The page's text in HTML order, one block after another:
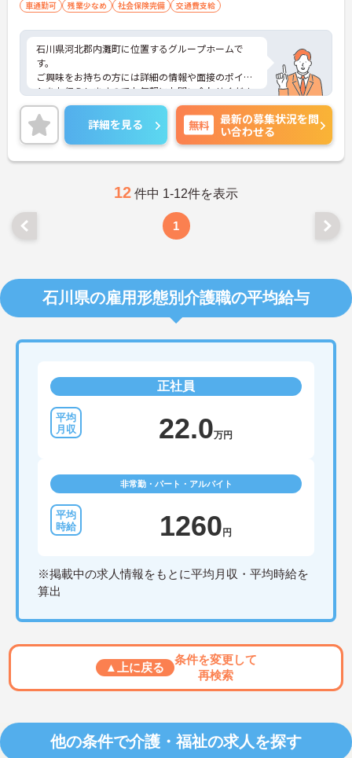
車通勤可 残業少なめ 社会保険完備 交通費支給
石川県河北郡内灘町に位置するグループホームで
す。
ご興味をお持ちの方には詳細の情報や面接のポイン
トをお伝えしますのでお気軽にお問い合わせくださ
いませ。
詳細を見る 無料
最新の募集状況を問
い合わせる
12 件中 1-12件を表示
1
石川県の雇用形態別介護職の平均給与
正社員
22.0万円
非常勤・パート・アルバイト
1260円
※掲載中の求人情報をもとに平均月収・平均時給を
算出
▲上に戻る
条件を変更して
再検索
他の条件で介護・福祉の求人を探す